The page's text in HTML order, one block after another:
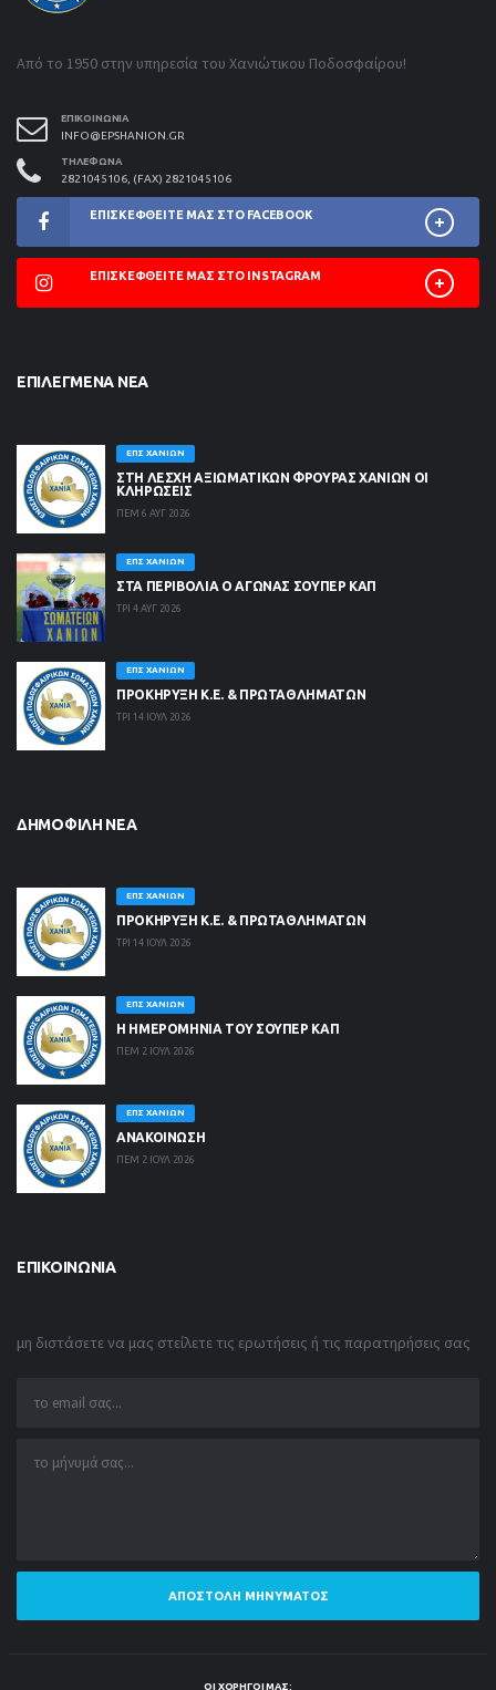
Από το 1950 στην υπηρεσία του Χανιώτικου Ποδοσφαίρου!
ΕΠΙΚΟΙΝΩΝΊΑ
INFO@EPSHANION.GR
ΤΗΛΈΦΩΝΑ
2821045106, (FAX) 2821045106
ΕΠΙΣΚΕΦΘΕΊΤΕ ΜΑΣ ΣΤΟ FACEBOOK
ΕΠΙΣΚΕΦΘΕΊΤΕ ΜΑΣ ΣΤΟ INSTAGRAM
ΕΠΙΛΕΓΜΈΝΑ ΝΈΑ
ΕΠΣ ΧΑΝΊΩΝ
ΣΤΗ ΛΈΣΧΗ ΑΞΙΩΜΑΤΙΚΏΝ ΦΡΟΥΡΆΣ ΧΑΝΊΩΝ ΟΙ
ΚΛΗΡΏΣΕΙΣ
ΠΕΜ 6 ΑΥΓ 2026
ΕΠΣ ΧΑΝΊΩΝ
ΣΤΑ ΠΕΡΙΒΟΛΙΑ Ο ΑΓΩΝΑΣ ΣΟΥΠΕΡ ΚΑΠ
ΤΡΙ 4 ΑΥΓ 2026
ΕΠΣ ΧΑΝΊΩΝ
ΠΡΟΚΗΡΥΞΗ Κ.Ε. & ΠΡΩΤΑΘΛΗΜΑΤΩΝ
ΤΡΙ 14 ΙΟΥΛ 2026
ΔΗΜΟΦΙΛΉ ΝΈΑ
ΕΠΣ ΧΑΝΊΩΝ
ΠΡΟΚΗΡΥΞΗ Κ.Ε. & ΠΡΩΤΑΘΛΗΜΑΤΩΝ
ΤΡΙ 14 ΙΟΥΛ 2026
ΕΠΣ ΧΑΝΊΩΝ
Η ΗΜΕΡΟΜΗΝΙΑ ΤΟΥ ΣΟΥΠΕΡ ΚΑΠ
ΠΕΜ 2 ΙΟΥΛ 2026
ΕΠΣ ΧΑΝΊΩΝ
ΑΝΑΚΟΙΝΩΣΗ
ΠΕΜ 2 ΙΟΥΛ 2026
ΕΠΙΚΟΙΝΩΝΊΑ
μη διστάσετε να μας στείλετε τις ερωτήσεις ή τις παρατηρήσεις σας
ΑΠΟΣΤΟΛΉ ΜΗΝΎΜΑΤΟΣ
ΟΙ ΧΟΡΗΓΟΊ ΜΑΣ: